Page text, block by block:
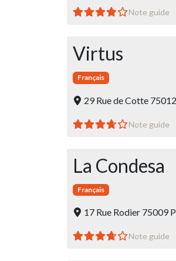
Note guide
Virtus
Français
29 Rue de Cotte
Note guide
La Condesa
Français
17 Rue Rodier 75009
Note guide